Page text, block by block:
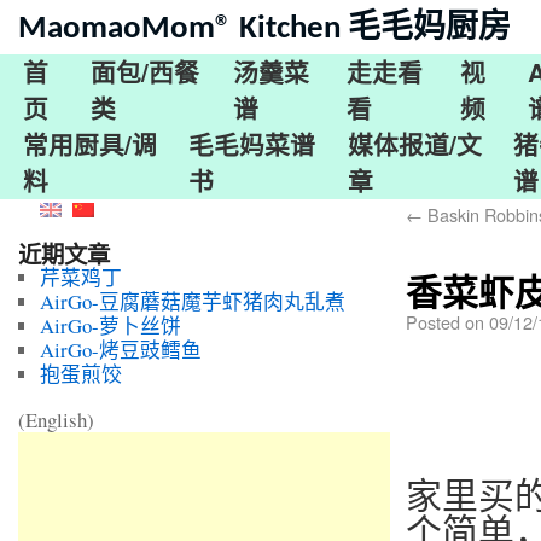
MaomaoMom® Kitchen 毛毛妈厨房
首
页
面包/西餐
类
汤羹菜
谱
走走看
看
视
频
常用厨具/调
料
毛毛妈菜谱
书
媒体报道/文
章
谱
← Baskin
香菜虾
Posted on 09/
家里买
个简单
近期文章
芹菜鸡丁
AirGo-豆腐蘑菇魔芋虾猪肉丸乱煮
AirGo-萝卜丝饼
AirGo-烤豆豉鳕鱼
抱蛋煎饺
(English)